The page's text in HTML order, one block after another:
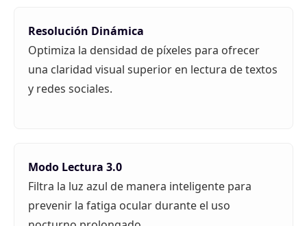
Resolución Dinámica
Optimiza la densidad de píxeles para ofrecer
una claridad visual superior en lectura de textos
y redes sociales.
Modo Lectura 3.0
Filtra la luz azul de manera inteligente para
prevenir la fatiga ocular durante el uso